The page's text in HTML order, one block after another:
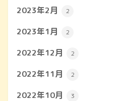
2023年2月 2
2023年1月 2
2022年12月 2
2022年11月 2
2022年10月 3